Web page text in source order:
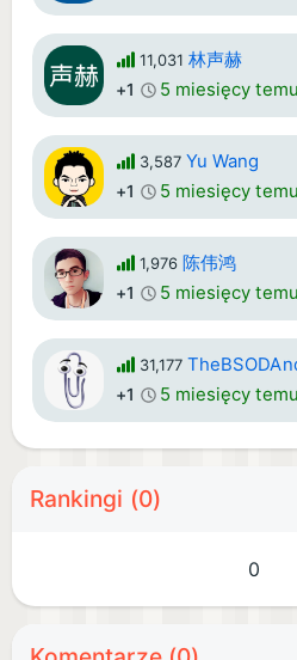
11,031 林声赫
+1 5 miesięcy temu
3,587 Yu Wang
+1 5 miesięcy temu
1,976 陈伟鸿
+1 5 miesięcy temu
31,177
+1 5 miesięcy temu
Rankingi (0)
0